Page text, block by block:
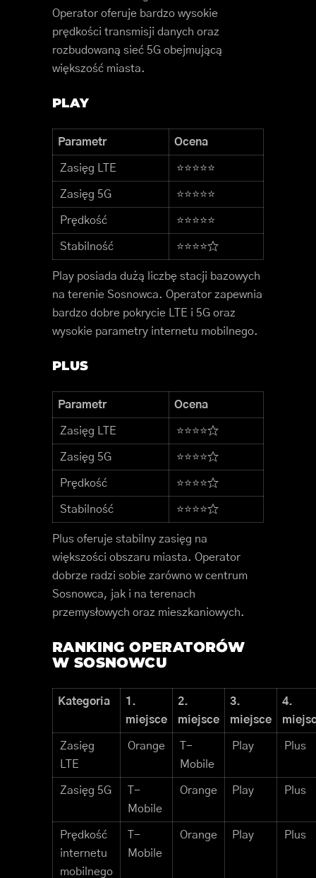
Operator oferuje bardzo wysokie
prędkości transmisji danych oraz
rozbudowaną sieć 5G obejmującą
większość miasta.
PLAY
Parametr Ocena
Zasięg LTE ⭐⭐⭐⭐⭐
Zasięg 5G ⭐⭐⭐⭐⭐
Prędkość ⭐⭐⭐⭐⭐
Stabilność ⭐⭐⭐⭐☆
Play posiada dużą liczbę stacji bazowych
na terenie Sosnowca. Operator zapewnia
bardzo dobre pokrycie LTE i 5G oraz
wysokie parametry internetu mobilnego.
PLUS
Parametr Ocena
Zasięg LTE ⭐⭐⭐⭐☆
Zasięg 5G ⭐⭐⭐⭐☆
Prędkość ⭐⭐⭐⭐☆
Stabilność ⭐⭐⭐⭐☆
Plus oferuje stabilny zasięg na
większości obszaru miasta. Operator
dobrze radzi sobie zarówno w centrum
Sosnowca, jak i na terenach
przemysłowych oraz mieszkaniowych.
RANKING OPERATORÓW
W SOSNOWCU
Kategoria
1.
miejsce
2.
miejsce
3.
miejsce
4.
Zasięg
LTE
Orange
T-
Mobile
Play Plus
Zasięg 5G
T-
Mobile
Orange Play Plus
Prędkość
internetu
mobilnego
T-
Mobile
Orange Play Plus